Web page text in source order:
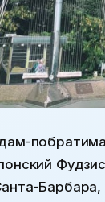
Барбара,